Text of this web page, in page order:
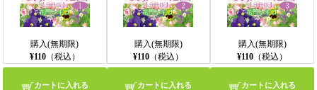
購入(無期限)
¥110（税込）
カートに入れる
購入(無期限)
¥110 （税込）
カートに入れる
購入(無期限)
¥110 （税込）
カートに入れる